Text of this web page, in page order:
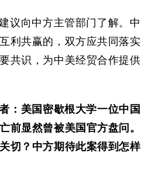
议向中方主管部门了解。中
利共赢的，双方应共同落实
共识，为中美经贸合作提供
：美国密歇根大学一位中国
前显然曾被美国官方盘问。
切？中方期待此案得到怎样